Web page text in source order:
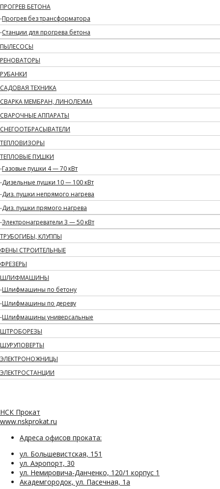
ПРОГРЕВ БЕТОНА
Прогрев без трансформатора
Станции для прогрева бетона
ПЫЛЕСОСЫ
РЕНОВАТОРЫ
РУБАНКИ
САДОВАЯ ТЕХНИКА
СВАРКА МЕМБРАН, ЛИНОЛЕУМА
СВАРОЧНЫЕ АППАРАТЫ
СНЕГООТБРАСЫВАТЕЛИ
ТЕПЛОВИЗОРЫ
ТЕПЛОВЫЕ ПУШКИ
Газовые пушки 4 — 70 кВт
Дизельные пушки 10 — 100 кВт
Диз. пушки непрямого нагрева
Диз. пушки прямого нагрева
Электронагреватели 3 — 50 кВт
ТРУБОГИБЫ, КЛУППЫ
ФЕНЫ СТРОИТЕЛЬНЫЕ
ФРЕЗЕРЫ
ШЛИФМАШИНЫ
Шлифмашины по бетону
Шлифмашины по дереву
Шлифмашины универсальные
ШТРОБОРЕЗЫ
ШУРУПОВЕРТЫ
ЭЛЕКТРОНОЖНИЦЫ
ЭЛЕКТРОСТАНЦИИ
НСК Прокат
www.nskprokat.ru
Адреса офисов проката:
ул. Большевистская, 151
ул. Аэропорт, 30
ул. Немировича-Данченко, 120/1 корпус 1
Академгородок, ул. Пасечная, 1а